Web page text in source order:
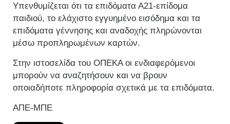
Υπενθυμίζεται ότι τα επιδόματα Α21-επίδομα
παιδιού, το ελάχιστο εγγυημένο εισόδημα και τα
επιδόματα γέννησης και αναδοχής πληρώνονται
μέσω προπληρωμένων καρτών.
Στην ιστοσελίδα του ΟΠΕΚΑ οι ενδιαφερόμενοι
μπορούν να αναζητήσουν και να βρουν
οποιαδήποτε πληροφορία σχετικά με τα επιδόματα.
ΑΠΕ-ΜΠΕ